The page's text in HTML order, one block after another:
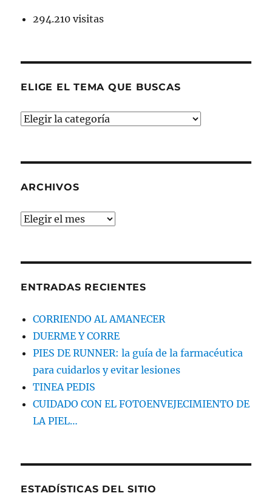
294.210 visitas
ELIGE EL TEMA QUE BUSCAS
ELIGE
BUSCAS
ARCHIVOS
Archivos
ENTRADAS RECIENTES
CORRIENDO AL AMANECER
DUERME Y CORRE
PIES DE RUNNER: la guía de la farmacéutica
para cuidarlos y evitar lesiones
TINEA PEDIS
CUIDADO CON EL FOTOENVEJECIMIENTO DE
LA PIEL…
ESTADÍSTICAS DEL SITIO